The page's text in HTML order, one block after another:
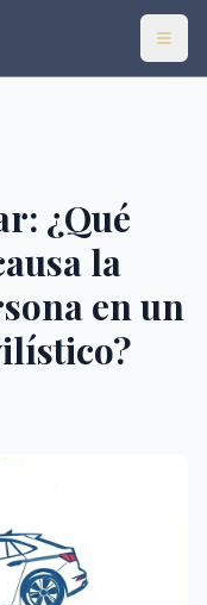
¿Qué
la
en un